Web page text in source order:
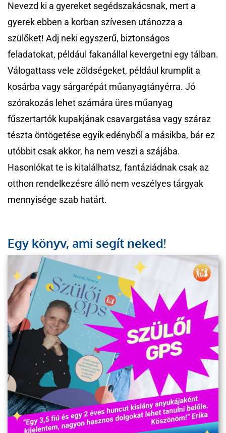
Nevezd ki a gyereket segédszakácsnak, mert a
gyerek ebben a korban szívesen utánozza a
szülőket! Adj neki egyszerű, biztonságos
feladatokat, például fakanállal kevergetni egy tálban.
Válogattass vele zöldségeket, például krumplit a
kosárba vagy sárgarépát műanyagtányérra. Jó
szórakozás lehet számára üres műanyag
fűszertartók kupakjának csavargatása vagy száraz
tészta öntögetése egyik edényből a másikba, bár ez
utóbbit csak akkor, ha nem veszi a szájába.
Hasonlókat te is kitalálhatsz, fantáziádnak csak az
otthon rendelkezésre álló nem veszélyes tárgyak
mennyisége szab határt.
Egy könyv, ami segít neked!